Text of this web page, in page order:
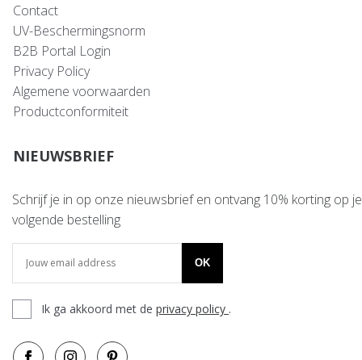
Contact
UV-Beschermingsnorm
B2B Portal Login
Privacy Policy
Algemene voorwaarden
Productconformiteit
NIEUWSBRIEF
Schrijf je in op onze nieuwsbrief en ontvang 10% korting op je
volgende bestelling
OK
Ik ga akkoord met de privacy policy .